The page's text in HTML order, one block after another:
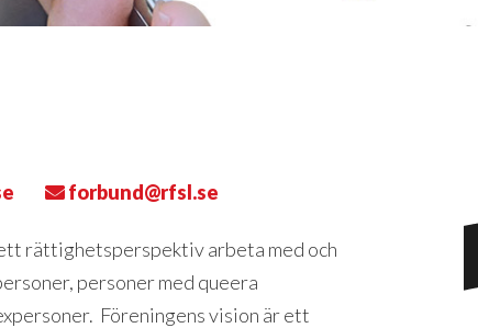
forbund@rfsl.se
rättighetsperspektiv arbeta med och
personer med queera
Föreningens vision är ett